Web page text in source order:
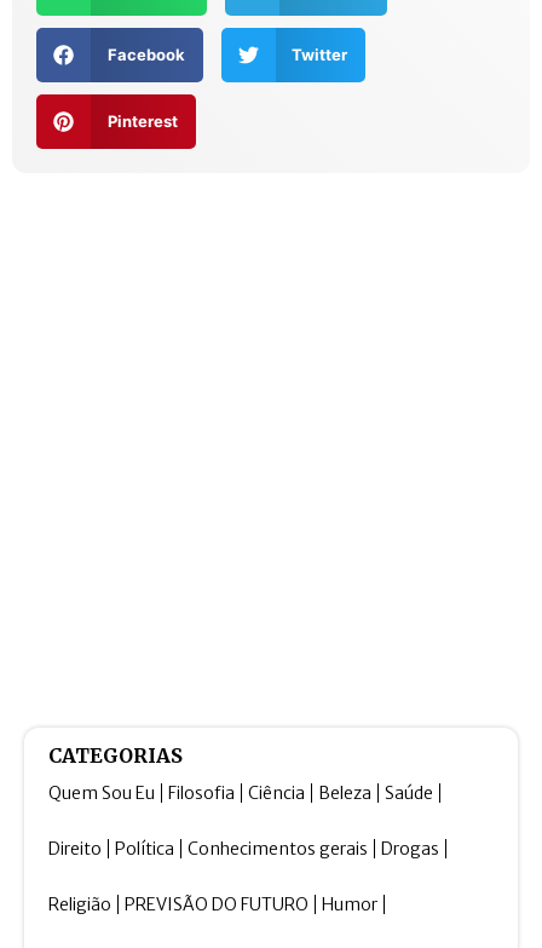
Facebook Twitter
Pinterest
CATEGORIAS
Quem Sou Eu Filosofia Ciência Beleza Saúde
Direito Política Conhecimentos gerais Drogas
Religião PREVISÃO DO FUTURO Humor